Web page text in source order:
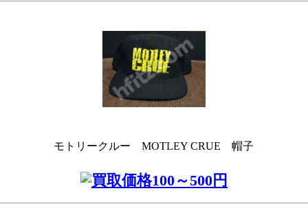
モトリークルー MOTLEY CRUE 帽子